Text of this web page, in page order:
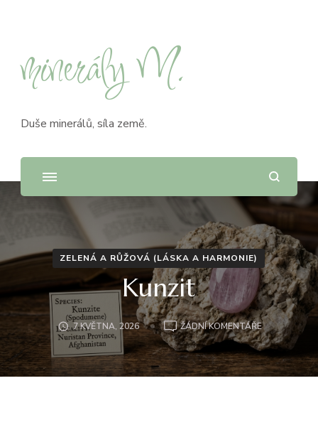
minerály M.
Duše minerálů, síla země.
ZELENÁ A RŮŽOVÁ (LÁSKA A HARMONIE)
Kunzit
7 KVĚTNA, 2026 ŽÁDNÍ KOMENTÁŘEU
KUNZIT